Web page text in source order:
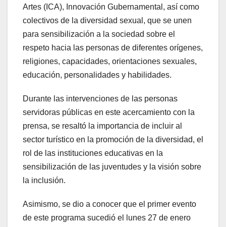
Artes (ICA), Innovación Gubernamental, así como
colectivos de la diversidad sexual, que se unen
para sensibilización a la sociedad sobre el
respeto hacia las personas de diferentes orígenes,
religiones, capacidades, orientaciones sexuales,
educación, personalidades y habilidades.
Durante las intervenciones de las personas
servidoras públicas en este acercamiento con la
prensa, se resaltó la importancia de incluir al
sector turístico en la promoción de la diversidad, el
rol de las instituciones educativas en la
sensibilización de las juventudes y la visión sobre
la inclusión.
Asimismo, se dio a conocer que el primer evento
de este programa sucedió el lunes 27 de enero